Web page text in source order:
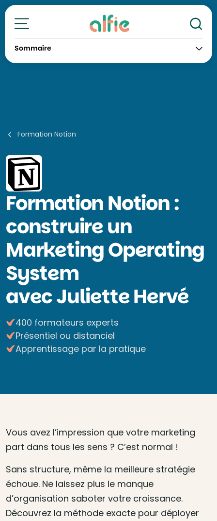
Toutes nos formations
Sommaire
Formation Notion
FormationNotion :
construire un
Marketing Operating
System
avec Juliette Hervé
400 formateurs experts
Présentiel ou distanciel
Apprentissage par la pratique
Vous avez l’impression que votre marketing
part dans tous les sens ? C’est normal !
Sans structure, même la meilleure stratégie
échoue. Ne laissez plus le manque
d’organisation saboter votre croissance.
Découvrez la méthode exacte pour déployer